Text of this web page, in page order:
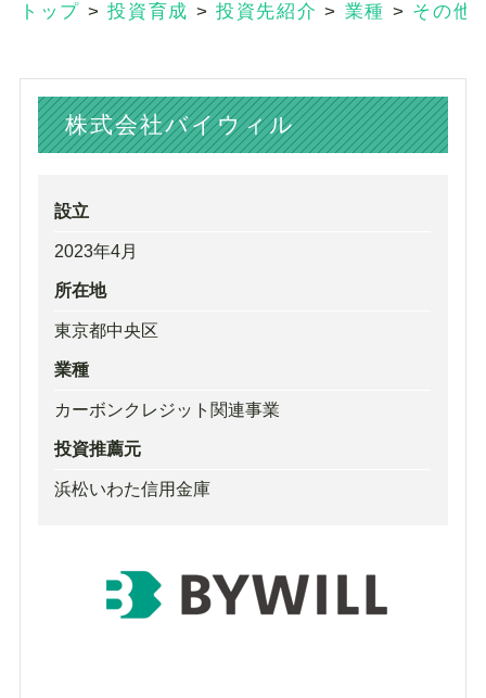
トップ >投資育成 >投資先紹介 > 業種 > その他
株式会社バイウィル
設立
2023年4月
所在地
東京都中央区
業種
カーボンクレジット関連事業
投資推薦元
浜松いわた信用金庫